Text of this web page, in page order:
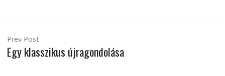
Prev Post
Egy klasszikus újragondolása